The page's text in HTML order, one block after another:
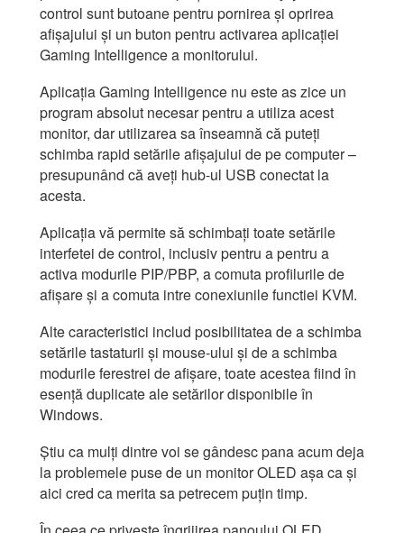
control sunt butoane pentru pornirea și oprirea
afișajului și un buton pentru activarea aplicației
Gaming Intelligence a monitorului.
Aplicația Gaming Intelligence nu este as zice un
program absolut necesar pentru a utiliza acest
monitor, dar utilizarea sa înseamnă că puteți
schimba rapid setările afișajului de pe computer –
presupunând că aveți hub-ul USB conectat la
acesta.
Aplicația vă permite să schimbați toate setările
interfetei de control, inclusiv pentru a pentru a
activa modurile PIP/PBP, a comuta profilurile de
afișare și a comuta intre conexiunile functiei KVM.
Alte caracteristici includ posibilitatea de a schimba
setările tastaturii și mouse-ului și de a schimba
modurile ferestrei de afișare, toate acestea fiind în
esență duplicate ale setărilor disponibile în
Windows.
Știu ca mulți dintre voi se gândesc pana acum deja
la problemele puse de un monitor OLED așa ca și
aici cred ca merita sa petrecem puțin timp.